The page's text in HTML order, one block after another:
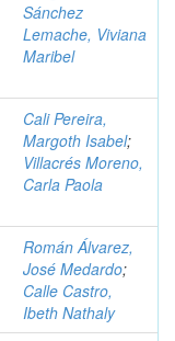
Sánchez
Lemache, Viviana
Maribel
Cali Pereira,
Margoth Isabel;
Villacrés Moreno,
Carla Paola
Román Álvarez,
José Medardo;
Calle Castro,
Ibeth Nathaly